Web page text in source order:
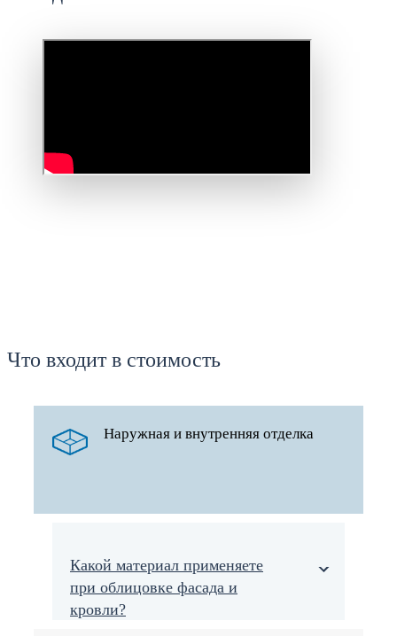
Что входит в стоимость
Наружная и внутренняя отделка
Какой материал применяете
при облицовке фасада и
кровли?